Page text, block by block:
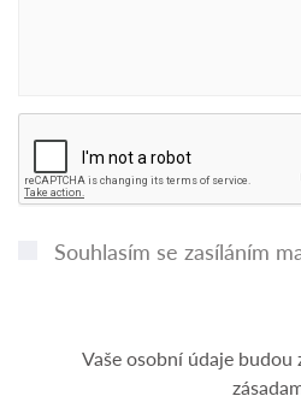
Souhlasím se zasíláním
Vaše osobní údaje